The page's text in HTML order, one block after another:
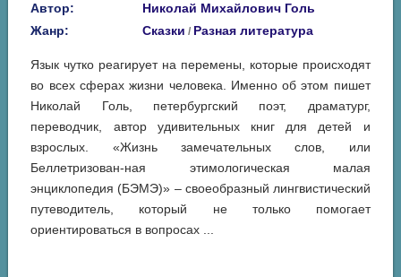
Автор:
Николай Михайлович Голь
Жанр:
Сказки / Разная литература
Язык чутко реагирует на перемены, которые происходят
во всех сферах жизни человека. Именно об этом пишет
Николай Голь, петербургский поэт, драматург,
переводчик, автор удивительных книг для детей и
взрослых. «Жизнь замечательных слов, или
Беллетризован-ная этимологическая малая
энциклопедия (БЭМЭ)» – своеобразный лингвистический
путеводитель, который не только помогает
ориентироваться в вопросах ...